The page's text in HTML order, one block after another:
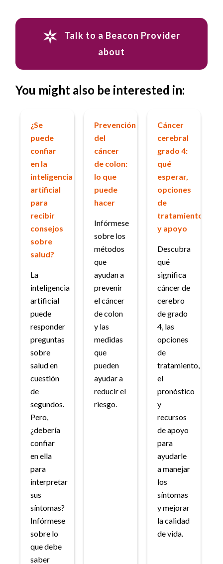
Talk to a Beacon Provider
about
You might also be interested in:
¿Se
puede
confiar
en la
inteligencia
artificial
para
recibir
consejos
sobre
salud?
La
inteligencia
artificial
puede
responder
preguntas
sobre
salud en
cuestión
de
segundos.
Pero,
¿debería
confiar
en ella
para
interpretar
sus
síntomas?
Infórmese
sobre lo
que debe
saber
Prevención
del
cáncer
de colon:
lo que
puede
hacer
Infórmese
sobre los
métodos
que
ayudan a
prevenir
el cáncer
de colon
y las
medidas
que
pueden
ayudar a
reducir el
riesgo.
Cáncer
cerebral
grado 4:
qué
esperar,
opciones
de
tratamiento
y apoyo
Descubra
qué
significa
cáncer de
cerebro
de grado
4, las
opciones
de
tratamiento,
el
pronóstico
y
recursos
de apoyo
para
ayudarle
a manejar
los
síntomas
y mejorar
la calidad
de vida.